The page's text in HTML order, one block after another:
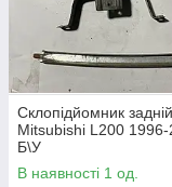
Склопідйомник
Mitsubishi L200
Б\У
В наявності 1 од.